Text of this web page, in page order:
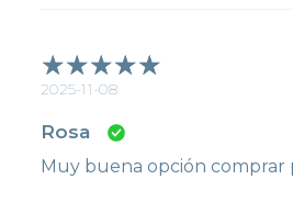
2025-11-08
Rosa
Muy buena opción